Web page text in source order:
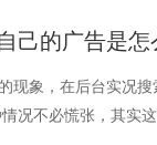
己的广告是怎
现象，在后台实况
况不必慌张，其实